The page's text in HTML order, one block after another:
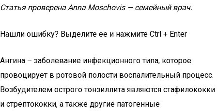
Статья проверена Anna Moschovis — семейный врач.
Нашли ошибку? Выделите ее и нажмите Ctrl + Enter
Ангина – заболевание инфекционного типа, которое
провоцирует в ротовой полости воспалительный процесс.
Возбудителем острого тонзиллита являются стафилококки
и стрептококки, а также другие патогенные